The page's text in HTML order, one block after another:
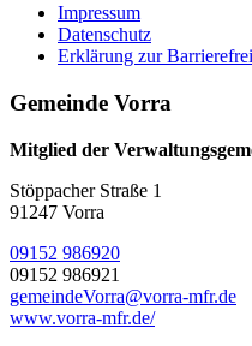
Impressum
Datenschutz
Erklärung zur
Gemeinde Vorra
Mitglied der
Stöppacher Straße 1
91247 Vorra
09152 986920
09152 986921
gemeindeVorra@vorra-mfr.de
www.vorra-mfr.de/